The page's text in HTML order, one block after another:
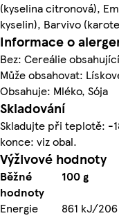
(kyselina citronová),
kyselin), Barvivo
Informace o
Bez: Cereálie
Může obsahovat:
Obsahuje: Mléko, Sója
Skladování
Skladujte při teplotě: -
konce: viz obal.
Výživové hodnoty
Běžné
hodnoty
100 g
Energie
861 kJ/206